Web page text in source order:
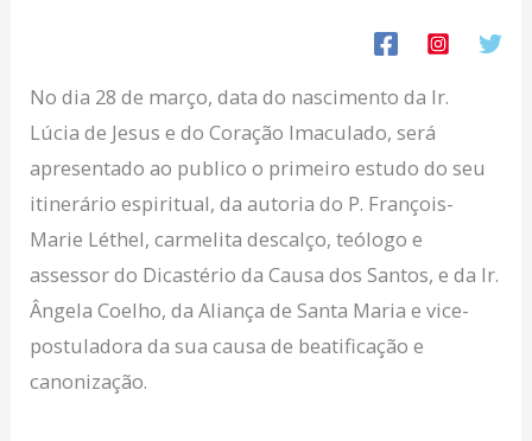
No dia 28 de março, data do nascimento da Ir.
Lúcia de Jesus e do Coração Imaculado, será
apresentado ao publico o primeiro estudo do seu
itinerário espiritual, da autoria do P. François-
Marie Léthel, carmelita descalço, teólogo e
assessor do Dicastério da Causa dos Santos, e da Ir.
Ângela Coelho, da Aliança de Santa Maria e vice-
postuladora da sua causa de beatificação e
canonização.